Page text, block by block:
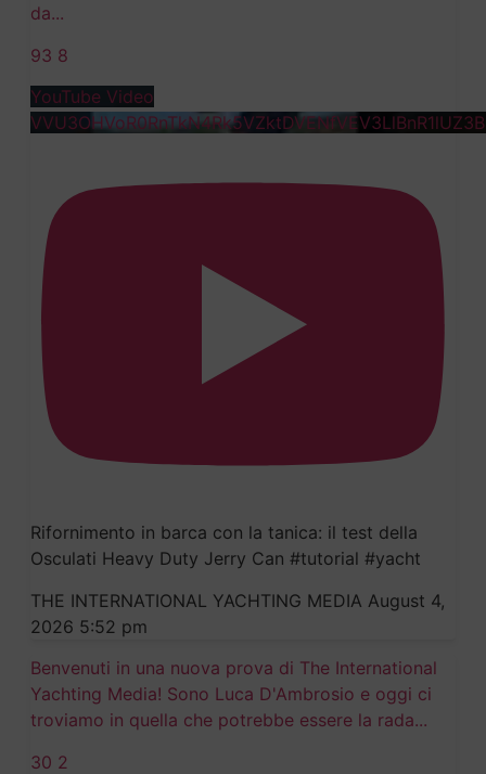
da...
93 8
YouTube Video
Rifornimento in barca con la tanica: il test della
Osculati Heavy Duty Jerry Can #tutorial #yacht
THE INTERNATIONAL YACHTING MEDIA August 4,
2026 5:52 pm
Benvenuti in una nuova prova di The International
Yachting Media! Sono Luca D'Ambrosio e oggi ci
troviamo in quella che potrebbe essere la rada...
30 2